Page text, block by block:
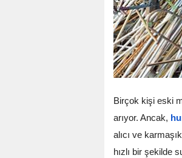
Birçok kişi eski
arıyor. Ancak,
alıcı ve
hızlı bir şekilde